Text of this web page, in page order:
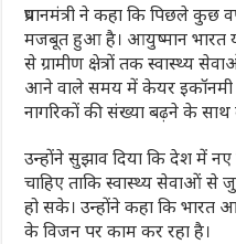
प्रधानमंत्री ने कहा कि पिछले कुछ
मजबूत हुआ है। आयुष्मान भारत
से ग्रामीण क्षेत्रों तक स्वास्थ्य
आने वाले समय में केयर इकॉनमी
नागरिकों की संख्या बढ़ने के साथ
उन्होंने सुझाव दिया कि देश में नए
चाहिए ताकि स्वास्थ्य सेवाओं से
हो सके। उन्होंने कहा कि भारत
के विजन पर काम कर रहा है।